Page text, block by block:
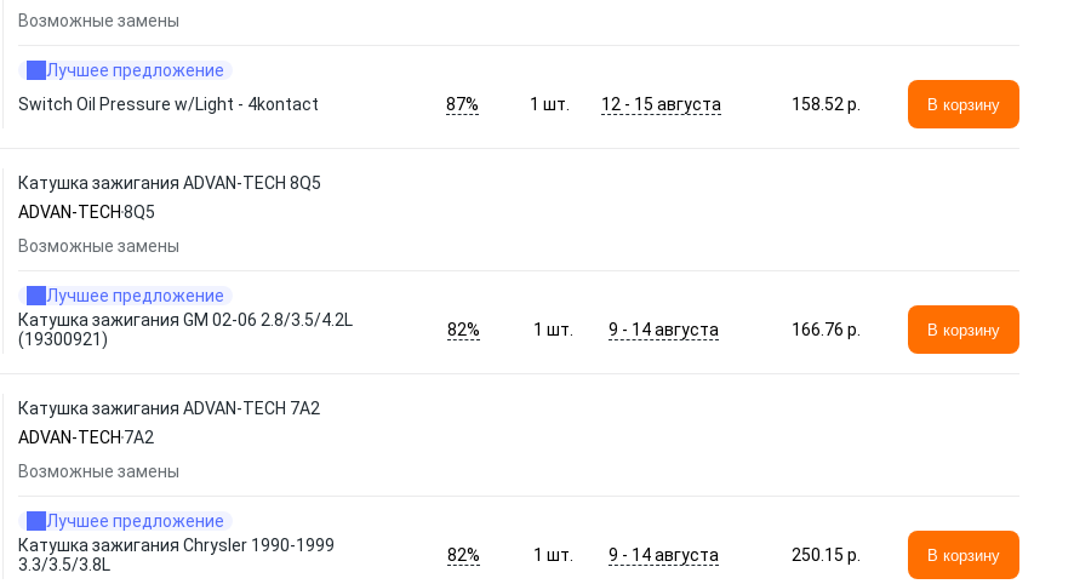
Возможные замены
Лучшее предложение
Switch Oil Pressure w/Light - 4kontact
87% 1 шт. 12 - 15 августа 158.52 p. В корзину
Катушка зажигания ADVAN-TECH 8Q5
ADVAN-TECH 8Q5
Возможные замены
Лучшее предложение
Катушка зажигания GM 02-06 2.8/3.5/4.2L
(19300921)
82% 1шт. 9 - 14 августа 166.76 p. В корзину
Катушка зажигания ADVAN-TECH 7A2
ADVAN-TECH 7A2
Возможные замены
Лучшее предложение
Катушка зажигания Chrysler 1990-1999
3.3/3.5/3.8L
82% 1шт. 9 - 14 августа 250.15 p. В корзину